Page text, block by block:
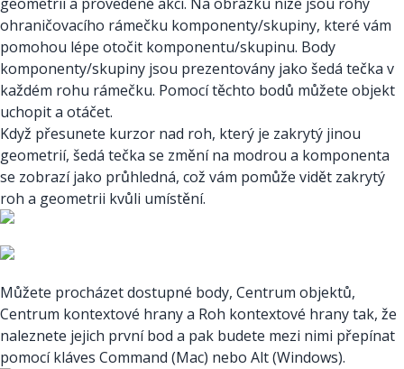
ohraničovacího rámečku komponenty/skupiny, které vám
pomohou lépe otočit komponentu/skupinu. Body
komponenty/skupiny jsou prezentovány jako šedá tečka v
každém rohu rámečku. Pomocí těchto bodů můžete objekt
uchopit a otáčet.
Když přesunete kurzor nad roh, který je zakrytý jinou
geometrií, šedá tečka se změní na modrou a komponenta
se zobrazí jako průhledná, což vám pomůže vidět zakrytý
roh a geometrii kvůli umístění.
Můžete procházet dostupné body, Centrum objektů,
Centrum kontextové hrany a Roh kontextové hrany tak, že
naleznete jejich první bod a pak budete mezi nimi přepínat
pomocí kláves Command (Mac) nebo Alt (Windows).